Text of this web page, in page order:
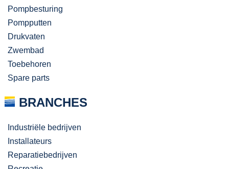
Pompbesturing
Pompputten
Drukvaten
Zwembad
Toebehoren
Spare parts
BRANCHES
Industriële bedrijven
Installateurs
Reparatiebedrijven